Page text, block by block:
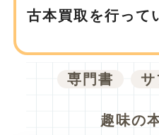
古本買取を行って
専門書
趣味の